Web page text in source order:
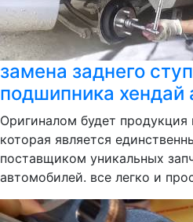
замена заднего
подшипника хендай
Оригиналом будет продукция
которая является
поставщиком уникальных
автомобилей. все легко и